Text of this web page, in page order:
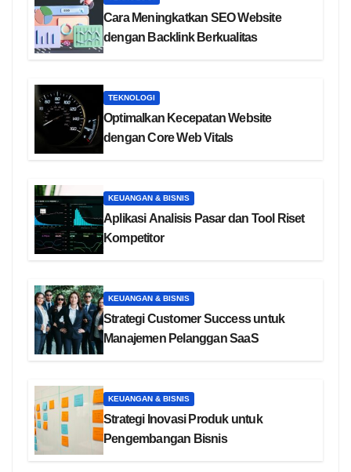
Cara Meningkatkan SEO Website
dengan Backlink Berkualitas
TEKNOLOGI
Optimalkan Kecepatan Website
dengan Core Web Vitals
KEUANGAN & BISNIS
Aplikasi Analisis Pasar dan Tool Riset
Kompetitor
KEUANGAN & BISNIS
Strategi Customer Success untuk
Manajemen Pelanggan SaaS
KEUANGAN & BISNIS
Strategi Inovasi Produk untuk
Pengembangan Bisnis